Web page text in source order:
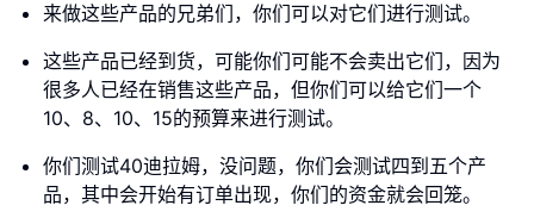
来做这些产品的兄弟们，你们可以对它们进行测试。
这些产品已经到货，可能你们可能不会卖出它们，因为
很多人已经在销售这些产品，但你们可以给它们一个
10、8、10、15的预算来进行测试。
你们测试40迪拉姆，没问题，你们会测试四到五个产
品，其中会开始有订单出现，你们的资金就会回笼。